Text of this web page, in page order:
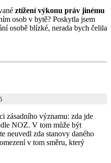
ztížení výkonu práv jinému
osob v bytě? Poskytla jsem
osobě blízké, nerada bych čelila
zásadního významu: zda jde
NOZ. V tom může být
neuvedl zda stanovy daného
v tom směru, který